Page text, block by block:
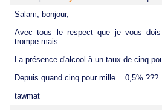
Salam, bonjour,
Avec tous le respect que je vous
trompe mais :
La présence d'alcool à un taux de cinq
Depuis quand cinq pour mille = 0,5% ???
tawmat